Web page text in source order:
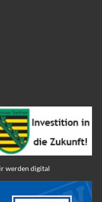
werden digital